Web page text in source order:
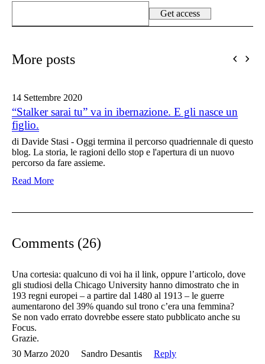
More posts
14 Settembre 2020
“Stalker sarai tu” va in ibernazione. E gli nasce un
figlio.
di Davide Stasi - Oggi termina il percorso quadriennale di questo
blog. La storia, le ragioni dello stop e l'apertura di un nuovo
percorso da fare assieme.
Read More
Comments (26)
Una cortesia: qualcuno di voi ha il link, oppure l’articolo, dove
gli studiosi della Chicago University hanno dimostrato che in
193 regni europei – a partire dal 1480 al 1913 – le guerre
aumentarono del 39% quando sul trono c’era una femmina?
Se non vado errato dovrebbe essere stato pubblicato anche su
Focus.
Grazie.
30 Marzo 2020
Sandro Desantis Reply